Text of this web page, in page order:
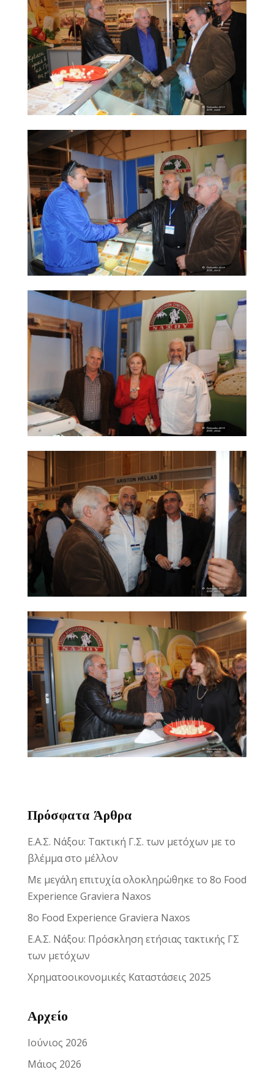
Πρόσφατα Άρθρα
Ε.Α.Σ. Νάξου: Τακτική Γ.Σ. των μετόχων με το
βλέμμα στο μέλλον
Με μεγάλη επιτυχία ολοκληρώθηκε το 8ο Food
Experience Graviera Naxos
8ο Food Experience Graviera Naxos
Ε.Α.Σ. Νάξου: Πρόσκληση ετήσιας τακτικής ΓΣ
των μετόχων
Χρηματοοικονομικές Καταστάσεις 2025
Αρχείο
Ιούνιος 2026
Μάιος 2026